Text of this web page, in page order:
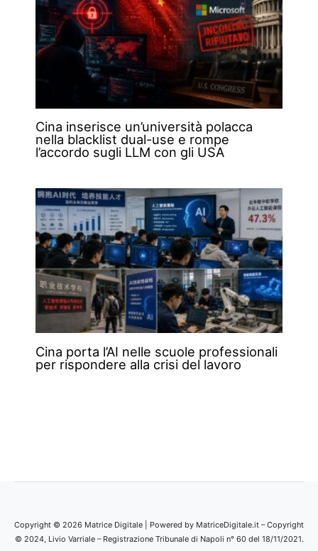
Cina inserisce un’università polacca
nella blacklist dual-use e rompe
l’accordo sugli LLM con gli USA
Cina porta l’AI nelle scuole professionali
per rispondere alla crisi del lavoro
Copyright © 2026 Matrice Digitale | Powered by MatriceDigitale.it – Copyright
© 2024, Livio Varriale – Registrazione Tribunale di Napoli n° 60 del 18/11/2021.